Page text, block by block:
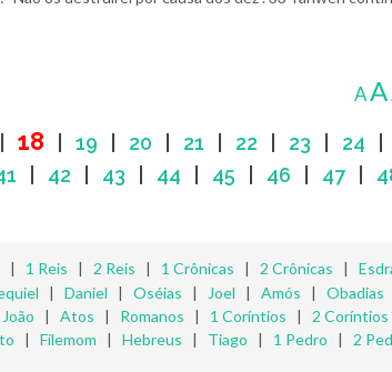
AA
18 19 20 21 22 23 24
42 43 44 45 46 47|
| 1 Reis | 2 Reis | 1 Crônicas | 2 Crônicas |
| Daniel | Oséias | Joel | Amós | Obadias
João | Atos | Romanos | 1 Coríntios | 2 Coríntios
| Filemom | Hebreus | Tiago | 1 Pedro | 2